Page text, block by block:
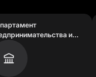
и
Москвы